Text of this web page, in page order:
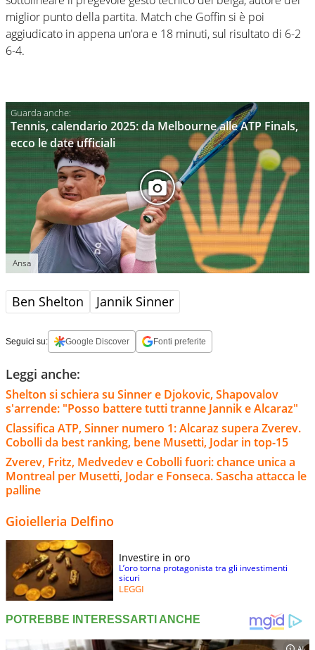
miglior punto della partita. Match che Goffin si è poi
aggiudicato in appena un’ora e 18 minuti, sul risultato di 6-2
6-4.
Tennis, calendario 2025: da Melbourne alle ATP Finals,
ecco le date ufficiali
Ansa
Ben Shelton Jannik Sinner
Seguici su: Google Discover Fonti preferite
Leggi anche:
Shelton si schiera su Sinner e Djokovic, Shapovalov
s'arrende: "Posso battere tutti tranne Jannik e Alcaraz"
Classifica ATP, Sinner numero 1: Alcaraz supera Zverev.
Cobolli da best ranking, bene Musetti, Jodar in top-15
Zverev, Fritz, Medvedev e Cobolli fuori: chance unica a
Montreal per Musetti, Jodar e Fonseca. Sascha attacca le
palline
Gioielleria Delfino
Investire in oro
L’oro torna protagonista tra gli investimenti
sicuri
LEGGI